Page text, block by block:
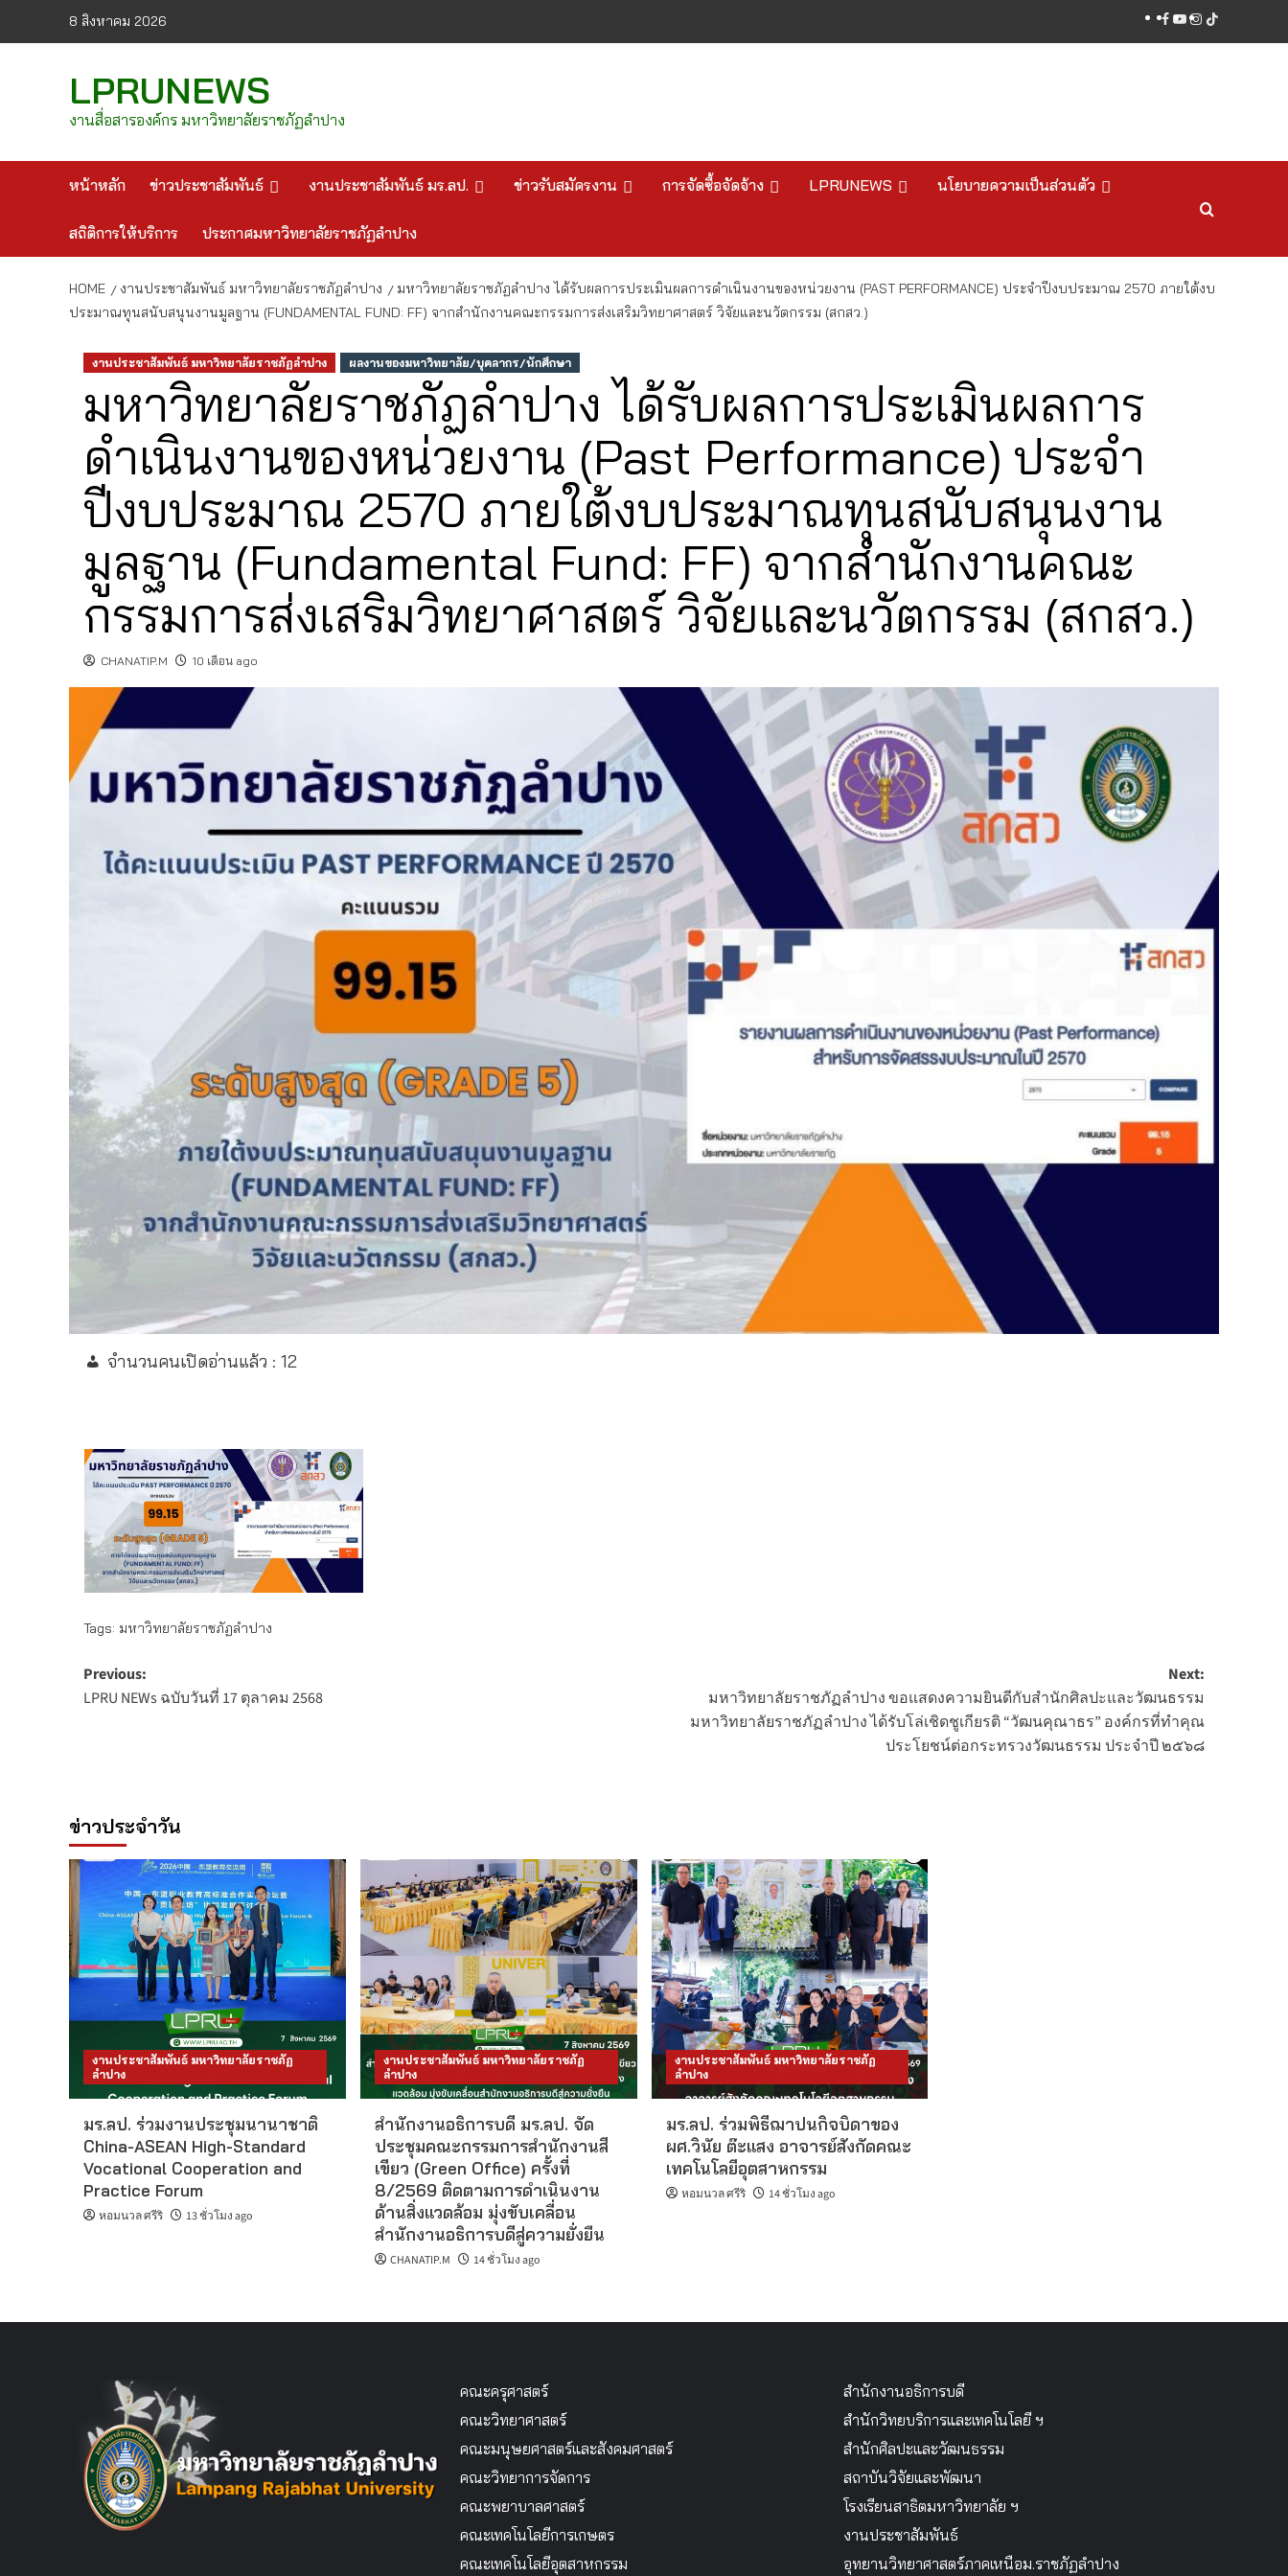
8 สิงหาคม 2026 facebook
youtube
instagram
tiktok
LPRUNEWS
งานสื่อสารองค์กร มหาวิทยาลัยราชภัฏลำปาง
หน้าหลัก ข่าวประชาสัมพันธ์ งานประชาสัมพันธ์ มร.ลป. ข่าวรับสมัครงาน การจัดซื้อจัดจ้าง LPRUNEWS นโยบายความเป็นส่วนตัว
สถิติการให้บริการ ประกาศมหาวิทยาลัยราชภัฏลำปาง
HOME งานประชาสัมพันธ์ มหาวิทยาลัยราชภัฏลำปาง
มหาวิทยาลัยราชภัฏลำปาง ได้รับผลการประเมินผลการดำเนินงานของหน่วยงาน (PAST PERFORMANCE) ประจำปีงบประมาณ 2570 ภายใต้งบ
ประมาณทุนสนับสนุนงานมูลฐาน (FUNDAMENTAL FUND: FF) จากสำนักงานคณะกรรมการส่งเสริมวิทยาศาสตร์ วิจัยและนวัตกรรม (สกสว.)
งานประชาสัมพันธ์ มหาวิทยาลัยราชภัฏลำปาง ผลงานของมหาวิทยาลัย/บุคลากร/นักศึกษา
มหาวิทยาลัยราชภัฏลำปาง ได้รับผลการประเมินผลการ
ดำเนินงานของหน่วยงาน (Past Performance) ประจำ
ปีงบประมาณ 2570 ภายใต้งบประมาณทุนสนับสนุนงาน
มูลฐาน (Fundamental Fund: FF) จากสำนักงานคณะ
กรรมการส่งเสริมวิทยาศาสตร์ วิจัยและนวัตกรรม (สกสว.)
CHANATIP.M 10 เดือน ago
จำนวนคนเปิดอ่านแล้ว : 12
Tags: มหาวิทยาลัยราชภัฏลำปาง
Post
navigation
Previous:
LPRU NEWs ฉบับวันที่ 17 ตุลาคม 2568
Next:
มหาวิทยาลัยราชภัฏลำปาง ขอแสดงความยินดีกับสำนักศิลปะและวัฒนธรรม
มหาวิทยาลัยราชภัฏลำปาง ได้รับโล่เชิดชูเกียรติ “วัฒนคุณาธร” องค์กรที่ทำคุณ
ประโยชน์ต่อกระทรวงวัฒนธรรม ประจำปี ๒๕๖๘
ข่าวประจำวัน
งานประชาสัมพันธ์ มหาวิทยาลัยราชภัฏ
ลำปาง
มร.ลป. ร่วมงานประชุมนานาชาติ
China-ASEAN High-Standard
Vocational Cooperation and
Practice Forum
หอมนวล ศรีริ 13 ชั่วโมง ago
งานประชาสัมพันธ์ มหาวิทยาลัยราชภัฏ
ลำปาง
สำนักงานอธิการบดี มร.ลป. จัด
ประชุมคณะกรรมการสำนักงานสี
เขียว (Green Office) ครั้งที่
8/2569 ติดตามการดำเนินงาน
ด้านสิ่งแวดล้อม มุ่งขับเคลื่อน
สำนักงานอธิการบดีสู่ความยั่งยืน
CHANATIP.M 14 ชั่วโมง ago
งานประชาสัมพันธ์ มหาวิทยาลัยราชภัฏ
ลำปาง
มร.ลป. ร่วมพิธีฌาปนกิจบิดาของ
ผศ.วินัย ต๊ะแสง อาจารย์สังกัดคณะ
เทคโนโลยีอุตสาหกรรม
หอมนวล ศรีริ 14 ชั่วโมง ago
คณะครุศาสตร์
คณะวิทยาศาสตร์
คณะมนุษยศาสตร์และสังคมศาสตร์
คณะวิทยาการจัดการ
คณะพยาบาลศาสตร์
คณะเทคโนโลยีการเกษตร
คณะเทคโนโลยีอุตสาหกรรม
สำนักงานอธิการบดี
สำนักวิทยบริการและเทคโนโลยี ฯ
สำนักศิลปะและวัฒนธรรม
สถาบันวิจัยและพัฒนา
โรงเรียนสาธิตมหาวิทยาลัย ฯ
งานประชาสัมพันธ์
อุทยานวิทยาศาสตร์ภาคเหนือม.ราชภัฏลำปาง